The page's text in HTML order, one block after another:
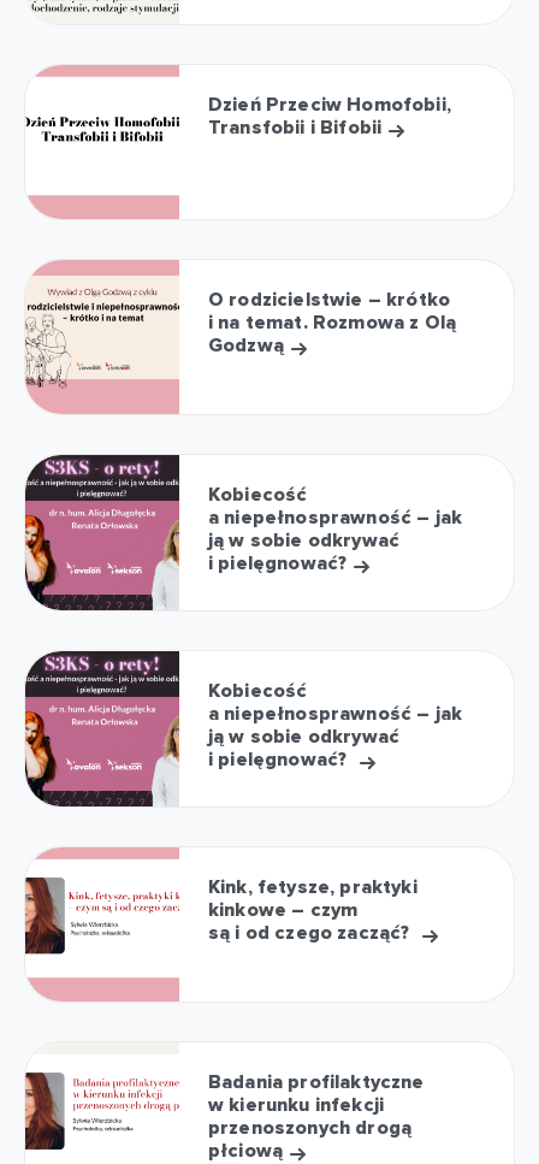
Dzień Przeciw Homofobii,
Transfobii i Bifobii
O rodzicielstwie – krótko
i na temat. Rozmowa z Olą
Godzwą
Kobiecość
a niepełnosprawność – jak
ją w sobie odkrywać
i pielęgnować?
Kobiecość
a niepełnosprawność – jak
ją w sobie odkrywać
i pielęgnować?
Kink, fetysze, praktyki
kinkowe – czym
są i od czego zacząć?
Badania profilaktyczne
w kierunku infekcji
przenoszonych drogą
płciową